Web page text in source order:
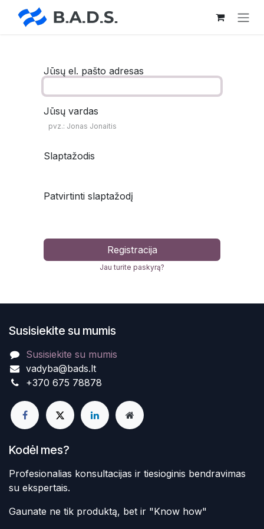
Skip to Content
Jūsų el. pašto adresas
Jūsų vardas
Slaptažodis
Patvirtinti slaptažodį
Registracija
Jau turite paskyrą?
Susisiekite su mumis
Susisiekite su mumis
vadyba@bads.lt
+370 675 78878
Kodėl mes?
Profesionalias konsultacijas ir tiesioginis bendravimas
su ekspertais.
Gaunate ne tik produktą, bet ir "Know how"